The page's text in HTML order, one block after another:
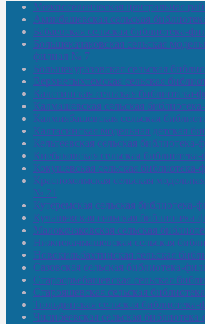
Межпоселенческая центральная
Амзибашевская сельская
Бабаевская сельская библиотека-
Большекачаковская сельская
филиал № 7
Большекуразовская сельская
Верхнетыхтемская сельская
Калегинская сельская
Калмашевская сельская
Калмиябашевская сельская
Калтасинская модельная детская
Кельтеевская сельская
Киебаковская сельская
Кокушевская сельская
Краснохолмская сельская
№ 21
Кутеремская сельская
Кучашевская сельская
Малокачаковская сельская
Нижнекачмашевская сельская
Новокильбахтинская сельская
Сазовская сельская библиотека-
Староорьебашевская сельская
Старояшевская сельская
Тюльдинская сельская
Чилибеевская сельская